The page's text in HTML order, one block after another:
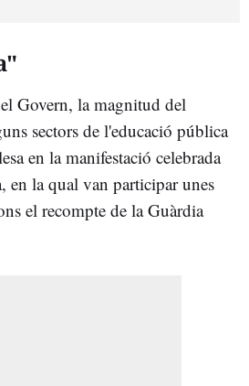
Govern, la magnitud del
sectors de l'educació pública
en la manifestació celebrada
en la qual van participar unes
el recompte de la Guàrdia